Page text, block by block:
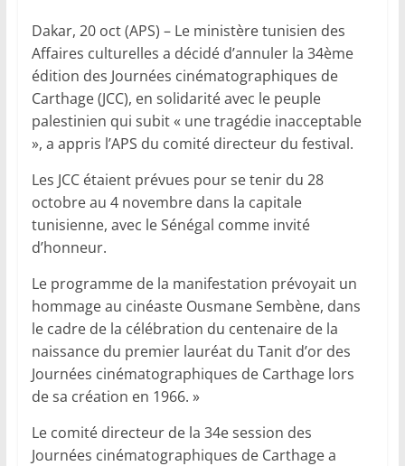
Dakar, 20 oct (APS) – Le ministère tunisien des
Affaires culturelles a décidé d’annuler la 34ème
édition des Journées cinématographiques de
Carthage (JCC), en solidarité avec le peuple
palestinien qui subit « une tragédie inacceptable
», a appris l’APS du comité directeur du festival.
Les JCC étaient prévues pour se tenir du 28
octobre au 4 novembre dans la capitale
tunisienne, avec le Sénégal comme invité
d’honneur.
Le programme de la manifestation prévoyait un
hommage au cinéaste Ousmane Sembène, dans
le cadre de la célébration du centenaire de la
naissance du premier lauréat du Tanit d’or des
Journées cinématographiques de Carthage lors
de sa création en 1966. »
Le comité directeur de la 34e session des
Journées cinématographiques de Carthage a